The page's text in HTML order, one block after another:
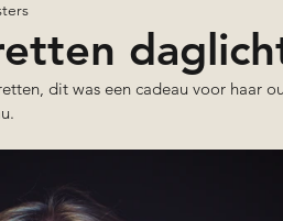
fotoshoot
dit was een cadeau voor haar